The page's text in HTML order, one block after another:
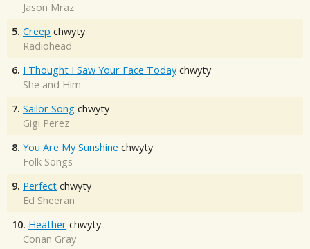
Jason Mraz
5. Creep chwyty
Radiohead
6. I Thought I Saw Your Face Today chwyty
She and Him
7. Sailor Song chwyty
Gigi Perez
8. You Are My Sunshine chwyty
Folk Songs
9. Perfect chwyty
Ed Sheeran
10. Heather chwyty
Conan Gray